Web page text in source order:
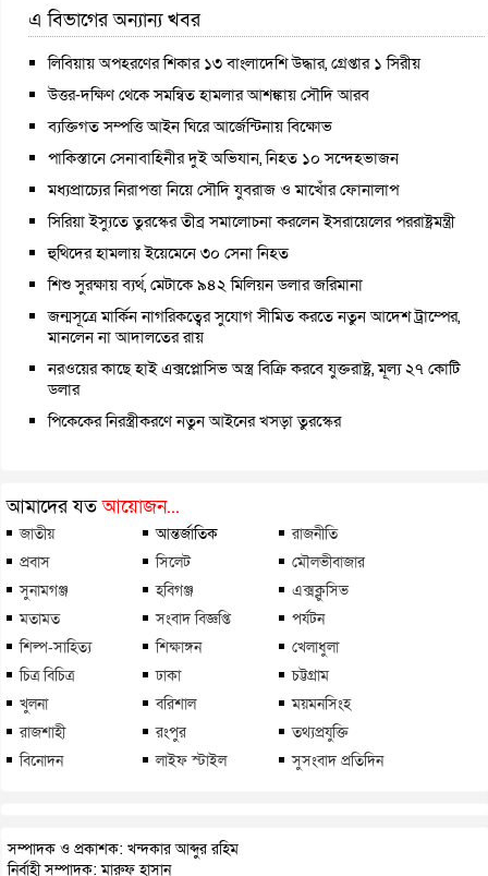
এ বিভাগের অন্যান্য খবর
লিবিয়ায় অপহরণের শিকার ১৩ বাংলাদেশি উদ্ধার, গ্রেপ্তার ১ সিরীয়
উত্তর-দক্ষিণ থেকে সমন্বিত হামলার আশঙ্কায় সৌদি আরব
ব্যক্তিগত সম্পত্তি আইন ঘিরে আর্জেন্টিনায় বিক্ষোভ
পাকিস্তানে সেনাবাহিনীর দুই অভিযান, নিহত ১০ সন্দেহভাজন
মধ্যপ্রাচ্যের নিরাপত্তা নিয়ে সৌদি যুবরাজ ও মাখোঁর ফোনালাপ
সিরিয়া ইস্যুতে তুরস্কের তীব্র সমালোচনা করলেন ইসরায়েলের পররাষ্ট্রমন্ত্রী
হুথিদের হামলায় ইয়েমেনে ৩০ সেনা নিহত
শিশু সুরক্ষায় ব্যর্থ, মেটাকে ৯৪২ মিলিয়ন ডলার জরিমানা
জন্মসূত্রে মার্কিন নাগরিকত্বের সুযোগ সীমিত করতে নতুন আদেশ ট্রাম্পের,
মানলেন না আদালতের রায়
নরওয়ের কাছে হাই এক্সপ্লোসিভ অস্ত্র বিক্রি করবে যুক্তরাষ্ট্র, মূল্য ২৭ কোটি
ডলার
পিকেকের নিরস্ত্রীকরণে নতুন আইনের খসড়া তুরস্কের
আমাদের যতআয়োজন...
জাতীয় আন্তর্জাতিক
রাজনীতি
প্রবাস
সিলেট
মৌলভীবাজার
সুনামগঞ্জ
হবিগঞ্জ
এক্সক্লুসিভ
মতামত
সংবাদ বিজ্ঞপ্তি
পর্যটন
শিল্প-সাহিত্য
শিক্ষাঙ্গন
খেলাধুলা
চিত্র বিচিত্র
ঢাকা
চট্টগ্রাম
খুলনা
বরিশাল
ময়মনসিংহ
রাজশাহী
রংপুর
তথ্যপ্রযুক্তি
বিনোদন
লাইফ স্টাইল সুসংবাদ প্রতিদিন
সম্পাদক ও প্রকাশক: খন্দকার আব্দুর রহিম
নির্বাহী সম্পাদক: মারুফ হাসান